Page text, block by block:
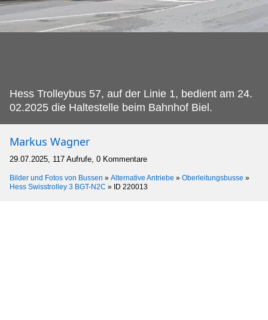
Hess Trolleybus 57, auf der Linie 1, bedient am 24.
02.2025 die Haltestelle beim Bahnhof Biel.
Markus Wagner
29.07.2025, 117 Aufrufe, 0 Kommentare
Bilder und Fotos von Bussen » Alternative Antriebe » Oberleitungsbusse »
Hess Swisstrolley 3 BGT-N2C » ID 220013